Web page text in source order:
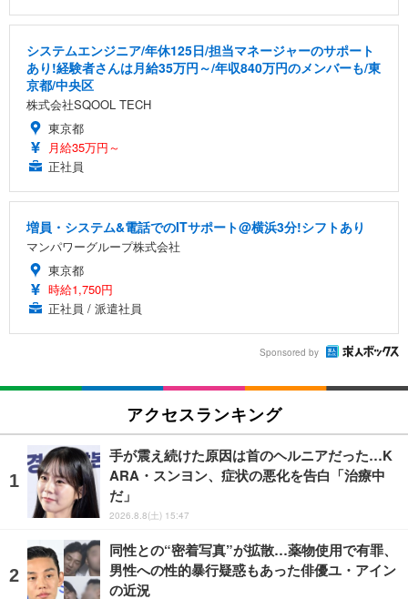
システムエンジニア/年休125日/担当マネージャーのサポート
あり!経験者さんは月給35万円～/年収840万円のメンバーも/東
京都/中央区
株式会社SQOOL TECH
東京都
月給35万円～
正社員
増員・システム&電話でのITサポート@横浜3分!シフトあり
マンパワーグループ株式会社
東京都
時給1,750円
正社員 / 派遣社員
Sponsored by
アクセスランキング
手が震え続けた原因は首のヘルニアだった…K
ARA・スンヨン、症状の悪化を告白「治療中
だ」
2026.8.8(土) 15:47
同性との“密着写真”が拡散…薬物使用で有罪、
男性への性的暴行疑惑もあった俳優ユ・アイン
の近況